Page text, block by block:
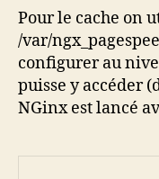
Pour le cache on
/var/
configurer au
puisse y accéder
NGinx est lancé